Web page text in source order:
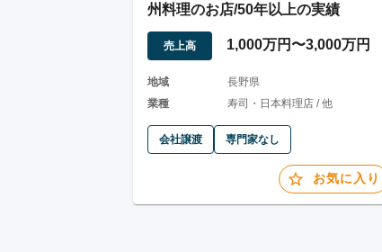
州料理のお店/50年以上の実績
売上高 1,000万円〜3,000万円
地域
長野県
業種
寿司・日本料理店 / 他
会社譲渡 専門家なし
お気に入り